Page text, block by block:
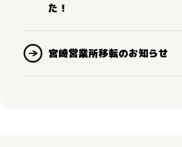
た！
宮崎営業所移転のお知らせ